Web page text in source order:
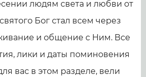
людям света и любви от
Бог стал всем через
и общение с Ним. Все
лики и даты поминовения
вас в этом разделе, вели